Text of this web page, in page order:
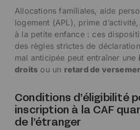
Allocations familiales, aide
logement (APL), prime
à la petite enfance : ces
des règles strictes de
mal anticipée peut entraîner une
droits ou un retard de
Conditions d’éligibilité
inscription à la CAF
de l’étranger